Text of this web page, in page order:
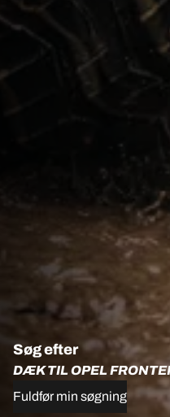
Søg efter
DÆK TIL OPEL
Fuldfør min søgning